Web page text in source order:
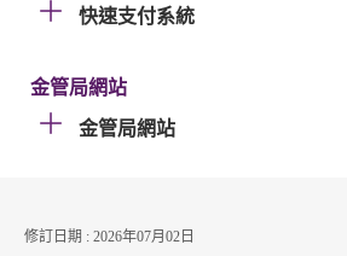
快速支付系統
金管局網站
金管局網站
修訂日期 : 2026年07月02日